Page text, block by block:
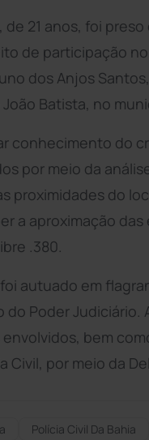
de 21 anos, foi
de participação
dos Anjos
João Batista, no
conhecimento do
por meio da
proximidades do
a aproximação
.380.
autuado em
do Poder
bem
Civil, por meio da
Polícia Civil Da Bahia